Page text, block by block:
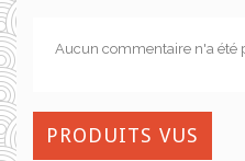
Aucun commentaire n'a été
PRODUITS VUS